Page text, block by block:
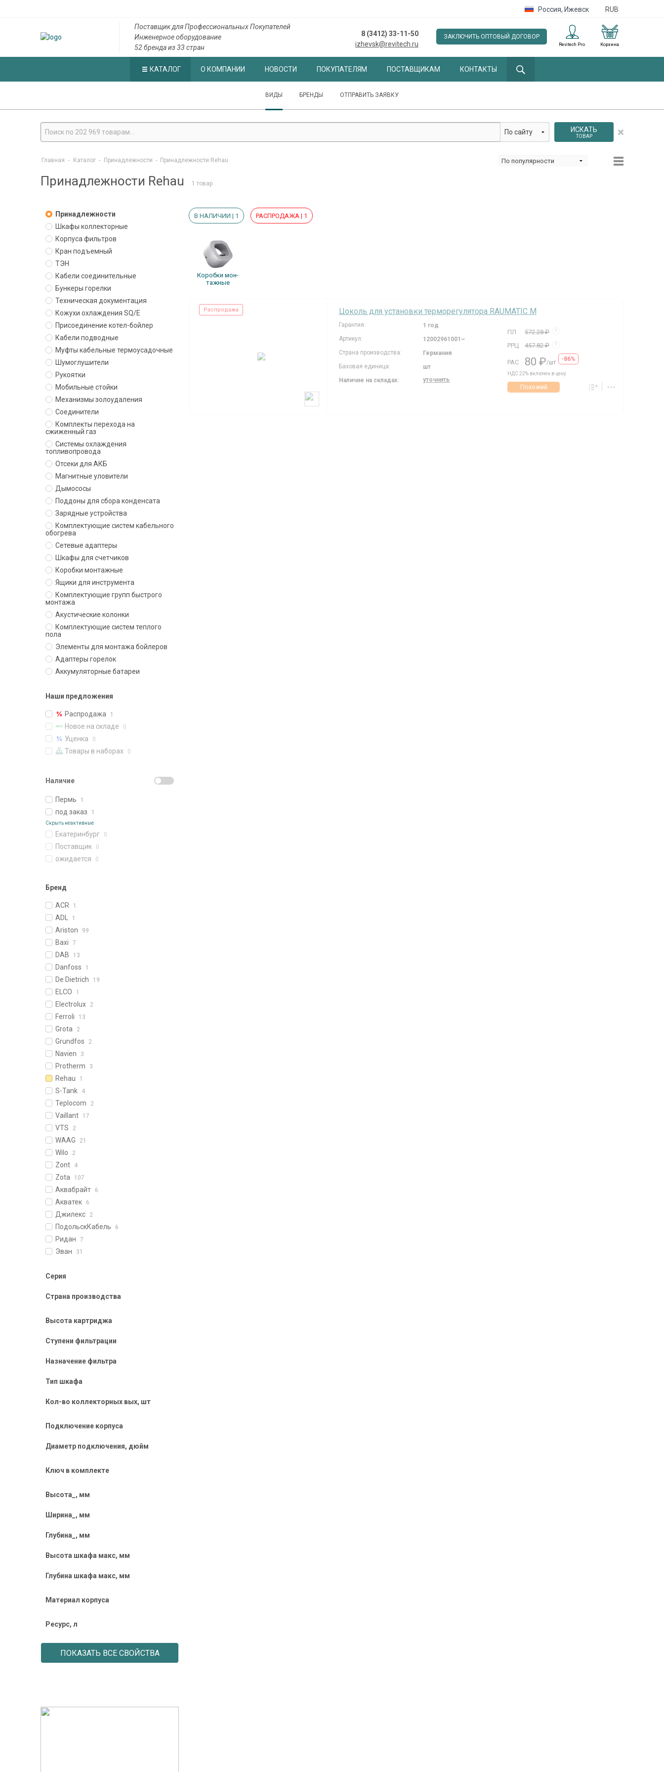
Россия, Ижевск RUB
Корзина
Revitech Pro
ЗАКЛЮЧИТЬ ОПТОВЫЙ ДОГОВОР
8 (3412) 33-11-50
izhevsk@revitech.ru
Поставщик для Профессиональных Покупателей
Инженерное оборудование
52 бренда из 33 стран
КАТАЛОГ О КОМПАНИИ НОВОСТИ ПОКУПАТЕЛЯМ ПОСТАВЩИКАМ КОНТАКТЫ
ВИДЫ БРЕНДЫ ОТПРАВИТЬ ЗАЯВКУ
ИСКАТЬ
ТОВАР
Главная - Каталог - Принадлежности - Принадлежности Rehau
Принадлежности Rehau 1 товар
Принадлежности
Шкафы коллекторные
Корпуса фильтров
Кран подъемный
ТЭН
Кабели соединительные
Бункеры горелки
Техническая документация
Кожухи охлаждения SQ/E
Присоединение котел-бойлер
Кабели подводные
Муфты кабельные термоусадочные
Шумоглушители
Рукоятки
Мобильные стойки
Механизмы золоудаления
Соединители
Комплекты перехода на
сжиженный газ
Системы охлаждения
топливопровода
Отсеки для АКБ
Магнитные уловители
Дымососы
Поддоны для сбора конденсата
Зарядные устройства
Комплектующие систем кабельного
обогрева
Сетевые адаптеры
Шкафы для счетчиков
Коробки монтажные
Ящики для инструмента
Комплектующие групп быстрого
монтажа
Акустические колонки
Комплектующие систем теплого
пола
Элементы для монтажа бойлеров
Адаптеры горелок
Аккумуляторные батареи
Наши предложения
Распродажа 1
Новое на складе 0
Уценка 0
Товары в наборах 0
Наличие
Пермь 1
под заказ 1
Скрыть неактивные
Екатеринбург 0
Поставщик 0
ожидается 0
Бренд
ACR 1
ADL 1
Ariston 99
Baxi 7
DAB 13
Danfoss 1
De Dietrich 19
ELCO 1
Electrolux 2
Ferroli 13
Grota 2
Grundfos 2
Navien 3
Protherm 3
Rehau 1
S-Tank 4
Teplocom 2
Vaillant 17
VTS 2
WAAG 21
Wilo 2
Zont 4
Zota 107
Аквабрайт 6
Акватек 6
Джилекс 2
ПодольскКабель 6
Ридан 7
Эван 31
Серия
Страна производства
Высота картриджа
Ступени фильтрации
Назначение фильтра
Тип шкафа
Кол-во коллекторных вых, шт
Подключение корпуса
Диаметр подключения, дюйм
Ключ в комплекте
Высота_, мм
Ширина_, мм
Глубина_, мм
Высота шкафа макс, мм
Глубина шкафа макс, мм
Материал корпуса
Ресурс, л
ПОКАЗАТЬ ВСЕ СВОЙСТВА
В НАЛИЧИИ | 1 РАСПРОДАЖА | 1
Ко­роб­ки мон­
тажные
Распродажа Цоколь для установки терморегулятора RAUMATIC M
Гарантия:
1 год
Артикул:
12002961001~
Страна производства:
Германия
Базовая единица:
шт
Наличие на складах:
уточнить
ПЛ 572.28 ₽ ?
РРЦ 457.82 ₽ ?
РАС 80 ₽/шт -86%
НДС 22% включен в цену
Похожий